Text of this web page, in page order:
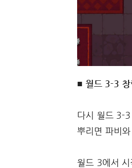
■ 월드 3-3 창
다시 월드 3-
뿌리면 파비
월드 3에서